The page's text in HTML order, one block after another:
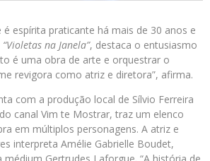
é espírita praticante há mais de 30 anos e
“Violetas na Janela”, destaca o entusiasmo
é uma obra de arte e orquestrar o
revigora como atriz e diretora”, afirma.
com a produção local de Sílvio Ferreira
canal Vim te Mostrar, traz um elenco
em múltiplos personagens. A atriz e
interpreta Amélie Gabrielle Boudet,